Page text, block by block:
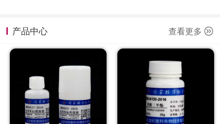
产品中心 查看更多
新闻资讯
公司主页
购物车